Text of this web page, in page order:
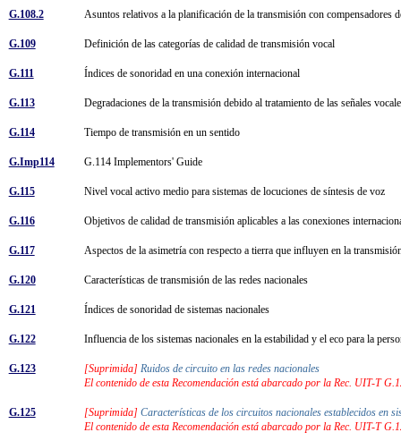
G.108.2 Asuntos relativos a la planificación de la transmisión con compensadores
G.109 Definición de las categorías de calidad de transmisión vocal
G.111 Índices de sonoridad en una conexión internacional
G.113 Degradaciones de la transmisión debido al tratamiento de las señales
G.114 Tiempo de transmisión en un sentido
G.Imp114 G.114 Implementors' Guide
G.115 Nivel vocal activo medio para sistemas de locuciones de síntesis de voz
G.116 Objetivos de calidad de transmisión aplicables a las conexiones
G.117 Aspectos de la asimetría con respecto a tierra que influyen en la
G.120 Características de transmisión de las redes nacionales
G.121 Índices de sonoridad de sistemas nacionales
G.122 Influencia de los sistemas nacionales en la estabilidad y el eco para la
G.123 [Suprimida] Ruidos de circuito en las redes nacionales
El contenido de esta Recomendación está abarcado por la Rec. UIT-T
G.125 [Suprimida] Características de los circuitos nacionales establecidos en
El contenido de esta Recomendación está abarcado por la Rec. UIT-T